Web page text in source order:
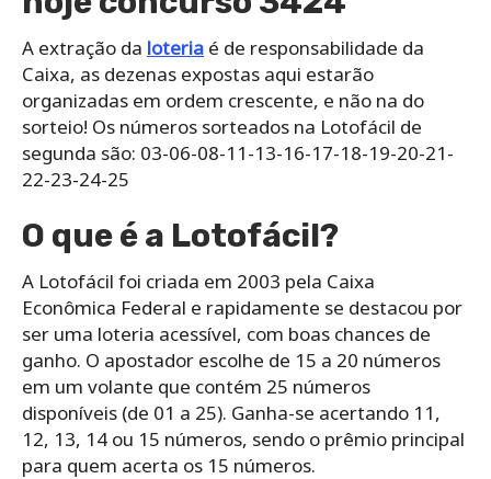
A extração da loteria é de responsabilidade da
Caixa, as dezenas expostas aqui estarão
organizadas em ordem crescente, e não na do
sorteio! Os números sorteados na Lotofácil de
segunda são: 03-06-08-11-13-16-17-18-19-20-21-
22-23-24-25
O que é a Lotofácil?
A Lotofácil foi criada em 2003 pela Caixa
Econômica Federal e rapidamente se destacou por
ser uma loteria acessível, com boas chances de
ganho. O apostador escolhe de 15 a 20 números
em um volante que contém 25 números
disponíveis (de 01 a 25). Ganha-se acertando 11,
12, 13, 14 ou 15 números, sendo o prêmio principal
para quem acerta os 15 números.